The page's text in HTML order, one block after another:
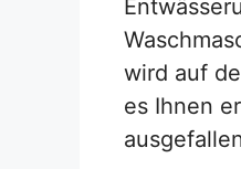
wird auf
es Ihnen